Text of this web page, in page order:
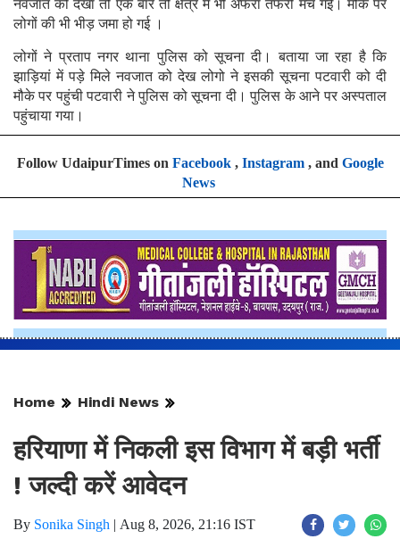
नवजात को देखा तो एक बार तो क्षेत्र में भी अफरा तफरी मच गई। मौके पर
लोगों की भी भीड़ जमा हो गई ।
लोगों ने प्रताप नगर थाना पुलिस को सूचना दी। बताया जा रहा है कि
झाड़ियां में पड़े मिले नवजात को देख लोगो ने इसकी सूचना पटवारी को दी
मौके पर पहुंची पटवारी ने पुलिस को सूचना दी। पुलिस के आने पर अस्पताल
पहुंचाया गया।
Follow UdaipurTimes on Facebook, Instagram, and Google
News
Home Hindi News
हरियाणा में निकली इस विभाग में बड़ी भर्ती
! जल्दी करें आवेदन
By Sonika Singh | Aug 8, 2026, 21:16 IST